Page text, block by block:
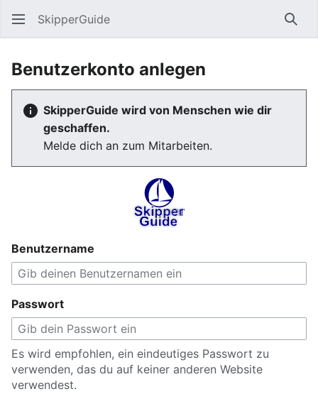
SkipperGuide
Benutzerkonto anlegen
SkipperGuide wird von Menschen wie dir
geschaffen.
Melde dich an zum Mitarbeiten.
Benutzername
Passwort
Es wird empfohlen, ein eindeutiges Passwort zu
verwenden, das du auf keiner anderen Website
verwendest.